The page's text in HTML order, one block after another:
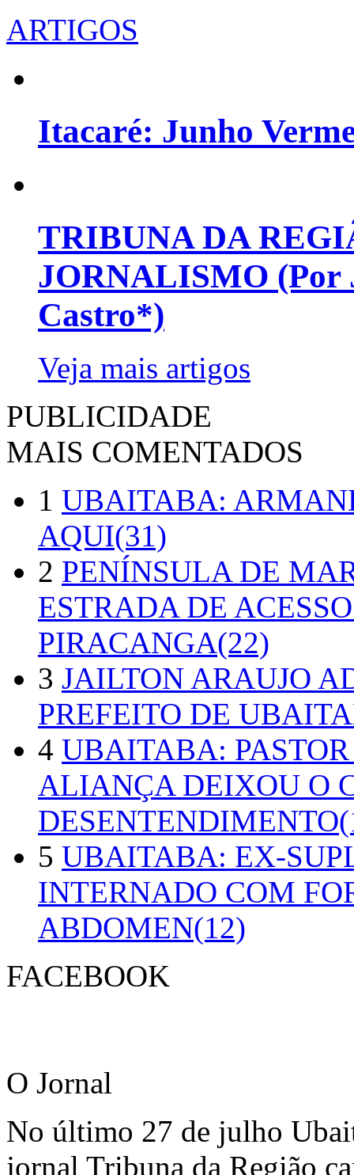
ARTIGOS
Itacaré: Junho
TRIBUNA DA
JORNALISMO (Por
Castro*)
Veja mais artigos
PUBLICIDADE
MAIS COMENTADOS
1 UBAITABA:
AQUI(31)
2 PENÍNSULA DE
ESTRADA DE
PIRACANGA(22)
3 JAILTON ARAUJO
PREFEITO DE
4 UBAITABA:
ALIANÇA DEIXOU O
5 UBAITABA: EX-
INTERNADO COM
ABDOMEN(12)
FACEBOOK
O Jornal
No último 27 de julho
jornal Tribuna da Região